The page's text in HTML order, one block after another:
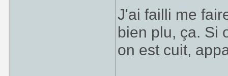
J'ai failli me
bien plu, ça. Si
on est cuit,